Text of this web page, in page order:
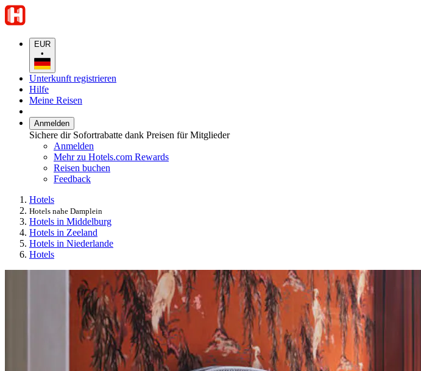
EUR
•
Unterkunft registrieren
Hilfe
Meine Reisen
Anmelden
Sichere dir Sofortrabatte dank Preisen für Mitglieder
Anmelden
Mehr zu Hotels.com Rewards
Reisen buchen
Feedback
Hotels
Hotels nahe Damplein
Hotels in Middelburg
Hotels in Zeeland
Hotels in Niederlande
Hotels